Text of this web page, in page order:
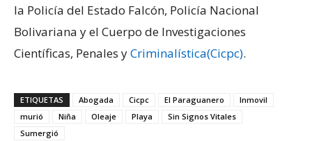
la Policía del Estado Falcón, Policía Nacional
Bolivariana y el Cuerpo de Investigaciones
Científicas, Penales yCriminalística(Cicpc).
ETIQUETAS Abogada Cicpc El Paraguanero
Inmovil
murió
Niña Oleaje Playa
Sin Signos Vitales
Sumergió